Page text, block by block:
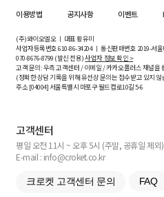
이용방법
공지사항 이벤트
(주)와이오엘오 ㅣ 대표 황유미
사업자등록번호610-86-34204ㅣ 통신판매번호 2019-서
070-8676-8799 (발신 전용)사업자 정보 확인 >
고객 문의: 우측 고객센터 / 이메일 / 카카오플러스 채널을
(정확한 상담 기록을 위해 유선상 문의는 접수받고 있지 않
주소 [04004] 서울특별시 마포구 월드컵로10길5-6
고객센터
평일 오전 11시 ~ 오후 5시 (주말, 공휴일 제외)
E-mail : info@croket.co.kr
크로켓 고객센터 문의 FAQ